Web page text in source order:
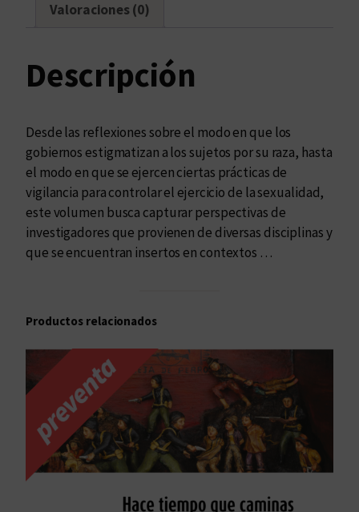
a
d
e
r
c
a
n
t
a
Valoraciones (0)
Descripción
Desde las reflexiones sobre el modo en que los
gobiernos estigmatizan a los sujetos por su raza, hasta
el modo en que se ejercen ciertas prácticas de
vigilancia para controlar el ejercicio de la sexualidad,
este volumen busca capturar perspectivas de
investigadores que provienen de diversas disciplinas y
que se encuentran insertos en contextos …
Productos relacionados